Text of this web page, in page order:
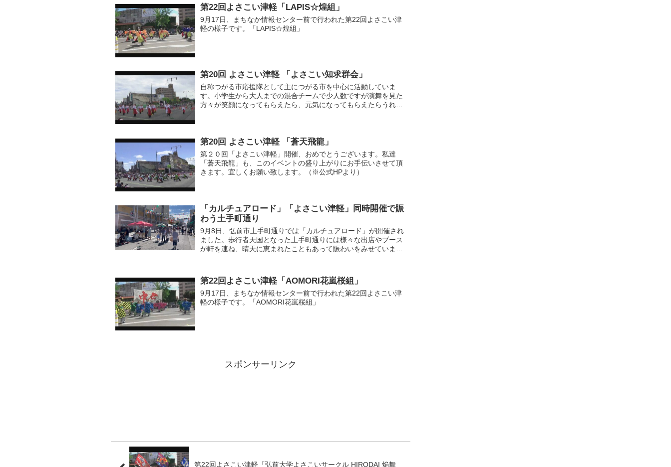
第22回よさこい津軽「LAPIS☆煌組」
9月17日、まちなか情報センター前で行われた第22回よさこい津
軽の様子です。「LAPIS☆煌組」
第20回 よさこい津軽 「よさこい知求群会」
自称つがる市応援隊として主につがる市を中心に活動していま
す。小学生から大人までの混合チームで少人数ですが演舞を見た
方々が笑顔になってもらえたら、元気になってもらえたらうれし
第20回 よさこい津軽 「蒼天飛龍」
第２０回「よさこい津軽」開催、おめでとうございます。私達
「蒼天飛龍」も、このイベントの盛り上がりにお手伝いさせて頂
きます。宜しくお願い致します。（※公式HPより）
「カルチュアロード」「よさこい津軽」同時開催で賑
わう土手町通り
9月8日、弘前市土手町通りでは「カルチュアロード」が開催され
ました。歩行者天国となった土手町通りには様々な出店やブース
が軒を連ね、晴天に恵まれたこともあって賑わいをみせていまし
第22回よさこい津軽「AOMORI花嵐桜組」
9月17日、まちなか情報センター前で行われた第22回よさこい津
軽の様子です。「AOMORI花嵐桜組」
スポンサーリンク
第22回よさこい津軽「弘前大学よさこいサークル HIRODAI 焔舞